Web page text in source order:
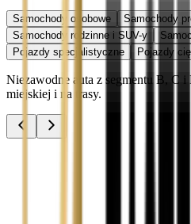
Samochody osobowe
Samochody
Samochody rodzinne i SUV-y
Pojazdy specjalistyczne
Pojazdy
Niezawodne auta z segmentu B, C
miejskiej i na trasy.